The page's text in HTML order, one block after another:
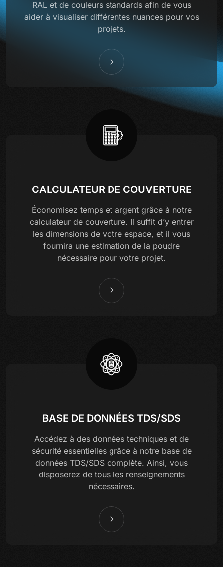
RAL et de couleurs standards afin de vous
aider à visualiser différentes nuances pour vos
projets.
CALCULATEUR DE COUVERTURE
Économisez temps et argent grâce à notre
calculateur de couverture. Il suffit d’y entrer
les dimensions de votre espace, et il vous
fournira une estimation de la poudre
nécessaire pour votre projet.
BASE DE DONNÉES TDS/SDS
Accédez à des données techniques et de
sécurité essentielles grâce à notre base de
données TDS/SDS complète. Ainsi, vous
disposerez de tous les renseignements
nécessaires.